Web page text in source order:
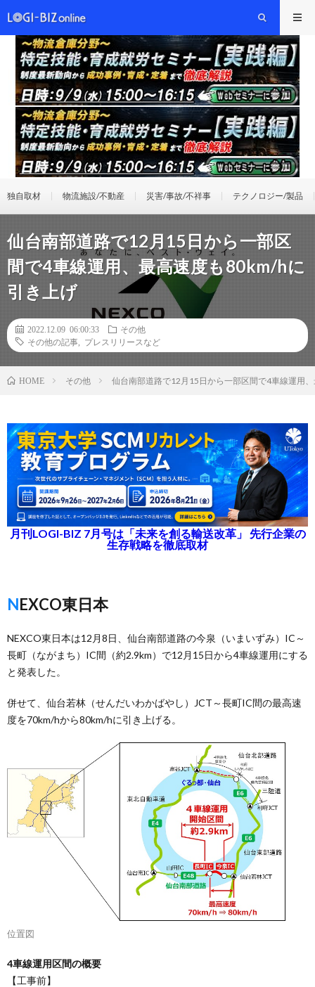
独自取材 物流施設/不動産 災害/事故/不祥事 テクノロジー/製品
仙台南部道路で12月15日から一部区
間で4車線運用、最高速度も80km/hに
引き上げ
2022.12.09 06:00:33
その他
その他の記事
プレスリリースなど
HOME その他 仙台南部道路で12月15日から一部区間で4車線運用
月刊LOGI-BIZ 7月号は「未来を創る輸送改革」 先行企業の
生存戦略を徹底取材
NEXCO東日本
NEXCO東日本は12月8日、仙台南部道路の今泉（いまいずみ）IC～
長町（ながまち）IC間（約2.9km）で12月15日から4車線運用にする
と発表した。
併せて、仙台若林（せんだいわかばやし）JCT～長町IC間の最高速
度を70km/hから80km/hに引き上げる。
位置図
4車線運用区間の概要
【工事前】